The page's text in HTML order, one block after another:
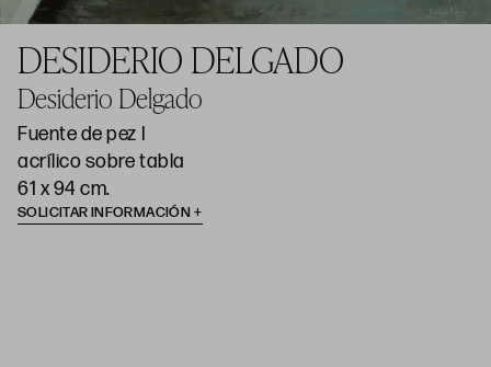
DESIDERIO DELGADO
Desiderio Delgado
Fuente de pez I
acrílico sobre tabla
61 x 94 cm.
SOLICITAR INFORMACIÓN